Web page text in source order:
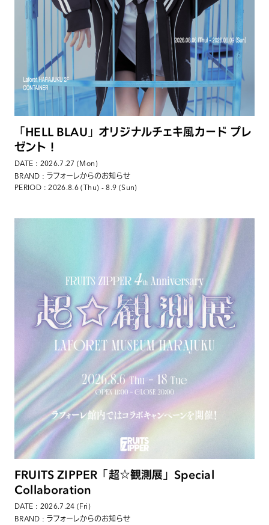
「HELL BLAU」オリジナルチェキ風カード プレ
ゼント！
DATE : 2026.7.27 (Mon)
BRAND : ラフォーレからのお知らせ
PERIOD : 2026.8.6 (Thu) - 8.9 (Sun)
FRUITS ZIPPER「超☆観測展」Special
Collaboration
DATE : 2026.7.24 (Fri)
BRAND : ラフォーレからのお知らせ